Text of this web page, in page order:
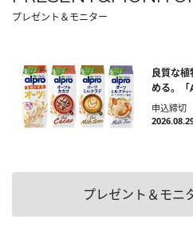
プレゼント＆モニター
良質な
める。「
申込締切
プレゼント＆モニ